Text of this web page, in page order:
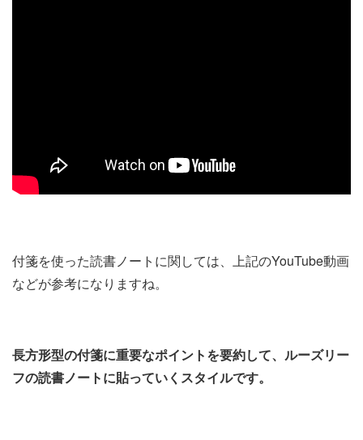
付箋を使った読書ノートに関しては、上記のYouTube動画
などが参考になりますね。
長方形型の付箋に重要なポイントを要約して、ルーズリー
フの読書ノートに貼っていくスタイルです。